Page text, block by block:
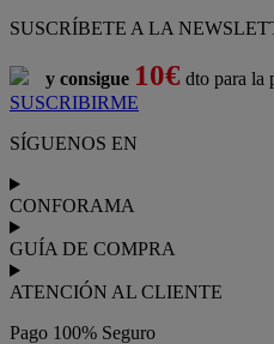
SUSCRÍBETE A LA
y consigue 10€ dto para la
SUSCRIBIRME
SÍGUENOS EN
CONFORAMA
GUÍA DE COMPRA
ATENCIÓN AL CLIENTE
Pago 100% Seguro